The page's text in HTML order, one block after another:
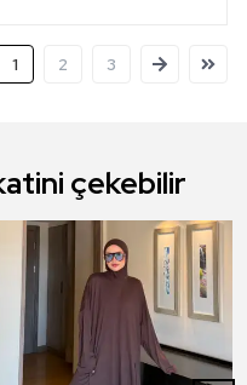
1 2 3
çekebilir